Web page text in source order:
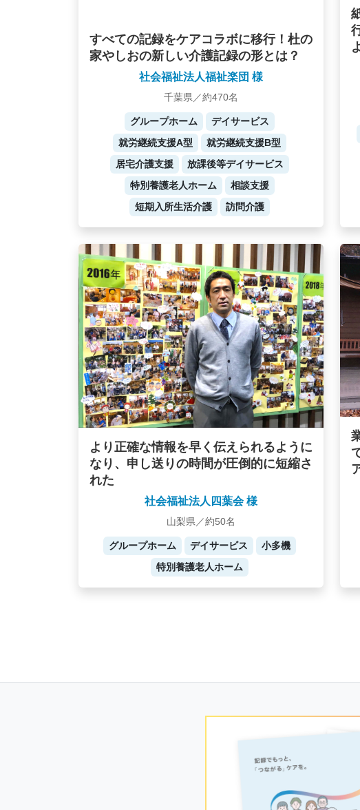
すべての記録をケアコラボに移行！杜の
家やしおの新しい介護記録の形とは？
社会福祉法人福祉楽団 様
千葉県／約470名
グループホーム
デイサービス
就労継続支援A型
就労継続支援B型
居宅介護支援
放課後等デイサービス
特別養護老人ホーム
相談支援
短期入所生活介護
訪問介護
より正確な情報を早く伝えられるように
なり、申し送りの時間が圧倒的に短縮さ
れた
社会福祉法人四葉会 様
山梨県／約50名
グループホーム デイサービス
小多機
特別養護老人ホーム